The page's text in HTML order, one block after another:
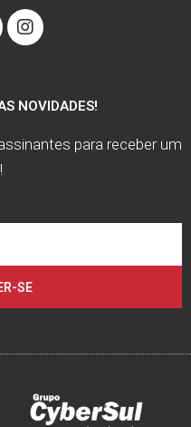
NOVIDADES!
para receber um
SE